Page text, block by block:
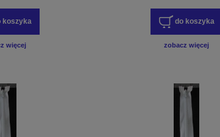
koszyka
więcej
do koszyka
zobacz więcej